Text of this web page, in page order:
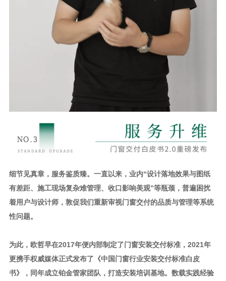
细节见真章，服务鉴质臻。一直以来，业内“设计落地效果与图纸
有差距、施工现场复杂难管理、收口影响美观”等瓶颈，普遍困扰
着用户与设计师，敦促我们重新审视门窗交付的品质与管理等系统
性问题。
为此，欧哲早在2017年便内部制定了门窗安装交付标准，2021年
更携手权威媒体正式发布了《中国门窗行业安装交付标准白皮
书》，同年成立铂金管家团队，打造安装培训基地。数载实践经验